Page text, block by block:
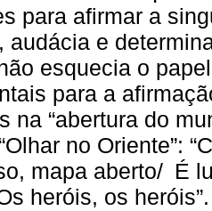
para afirmar a
audácia e
esquecia o
para a
na “abertura do
no Oriente”:
mapa aberto/ É
heróis, os heróis”.